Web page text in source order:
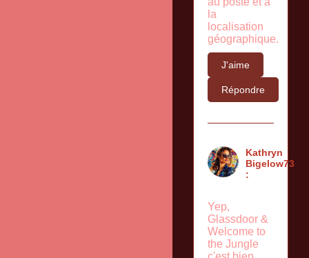
la
localisation
géographique.
J'aime
Répondre
Kathryn
Bigelow73
:
Yep,
Glassdoor &
Welcome to
the Jungle